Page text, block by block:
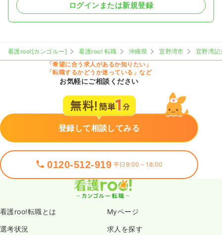
ログインまたは新規登録
看護roo![カンゴルー] 看護roo! 転職 沖縄県 宜野湾市
宜野湾記
「希望に合う求人があるか知りたい」
「転職するかどうか迷っている」など
お気軽にご相談ください
登録して相談してみる
0120-512-919 平日9:00～18:00
看護roo!転職とは Myページ
選考状況 求人を探す